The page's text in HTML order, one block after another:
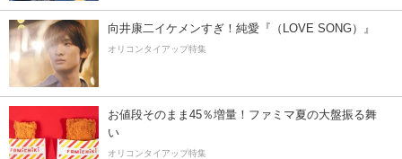
向井康二イケメンすぎ！純愛『（LOVE SONG）』
オリコンタイアップ特集
お値段そのまま45％増量！ファミマ夏の大盤振る舞
い
オリコンタイアップ特集